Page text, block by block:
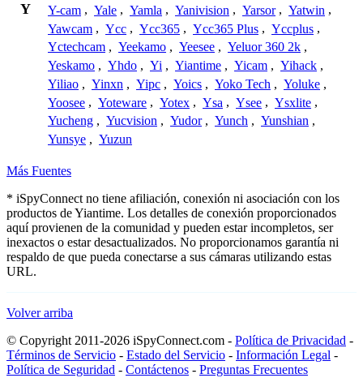
Y Y-cam , Yale , Yamla , Yanivision , Yarsor , Yatwin ,
Yawcam , Ycc , Ycc365 , Ycc365 Plus , Yccplus ,
Yctechcam , Yeekamo , Yeesee , Yeluor 360 2k ,
Yeskamo , Yhdo , Yi , Yiantime , Yicam , Yihack ,
Yiliao , Yinxn , Yipc , Yoics , Yoko Tech , Yoluke ,
Yoosee , Yoteware , Yotex , Ysa , Ysee , Ysxlite ,
Yucheng , Yucvision , Yudor , Yunch , Yunshian ,
Yunsye , Yuzun
Más Fuentes
* iSpyConnect no tiene afiliación, conexión ni asociación con los
productos de Yiantime. Los detalles de conexión proporcionados
aquí provienen de la comunidad y pueden estar incompletos, ser
inexactos o estar desactualizados. No proporcionamos garantía ni
respaldo de que pueda conectarse a sus cámaras utilizando estas
URL.
Volver arriba
© Copyright 2011-2026 iSpyConnect.com - Política de Privacidad -
Términos de Servicio - Estado del Servicio - Información Legal -
Política de Seguridad - Contáctenos - Preguntas Frecuentes